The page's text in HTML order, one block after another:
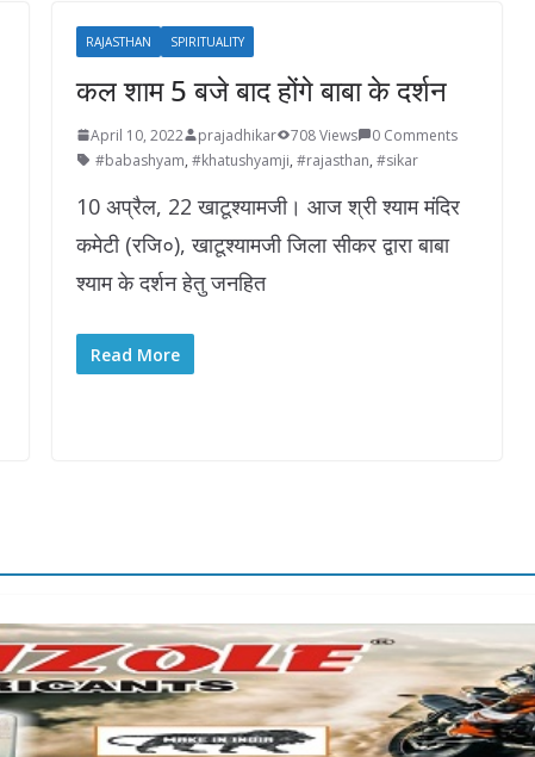
RAJASTHAN SPIRITUALITY
कल शाम 5 बजे बाद होंगे बाबा के दर्शन
April 10, 2022 prajadhikar 708 Views
0 Comments
#babashyam,#khatushyamji,#rajasthan,#sikar
10 अप्रैल, 22 खाटूश्यामजी। आज श्री श्याम मंदिर
कमेटी (रजि०), खाटूश्यामजी जिला सीकर द्वारा बाबा
श्याम के दर्शन हेतु जनहित
Read More